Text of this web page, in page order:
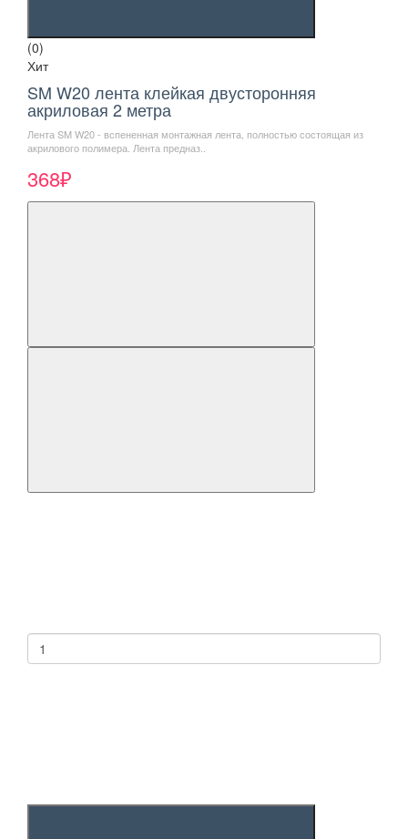
(0)
Хит
SM W20 лента клейкая двусторонняя
акриловая 2 метра
Лента SM W20 - вспененная монтажная лента, полностью состоящая из
акрилового полимера. Лента предназ..
368₽